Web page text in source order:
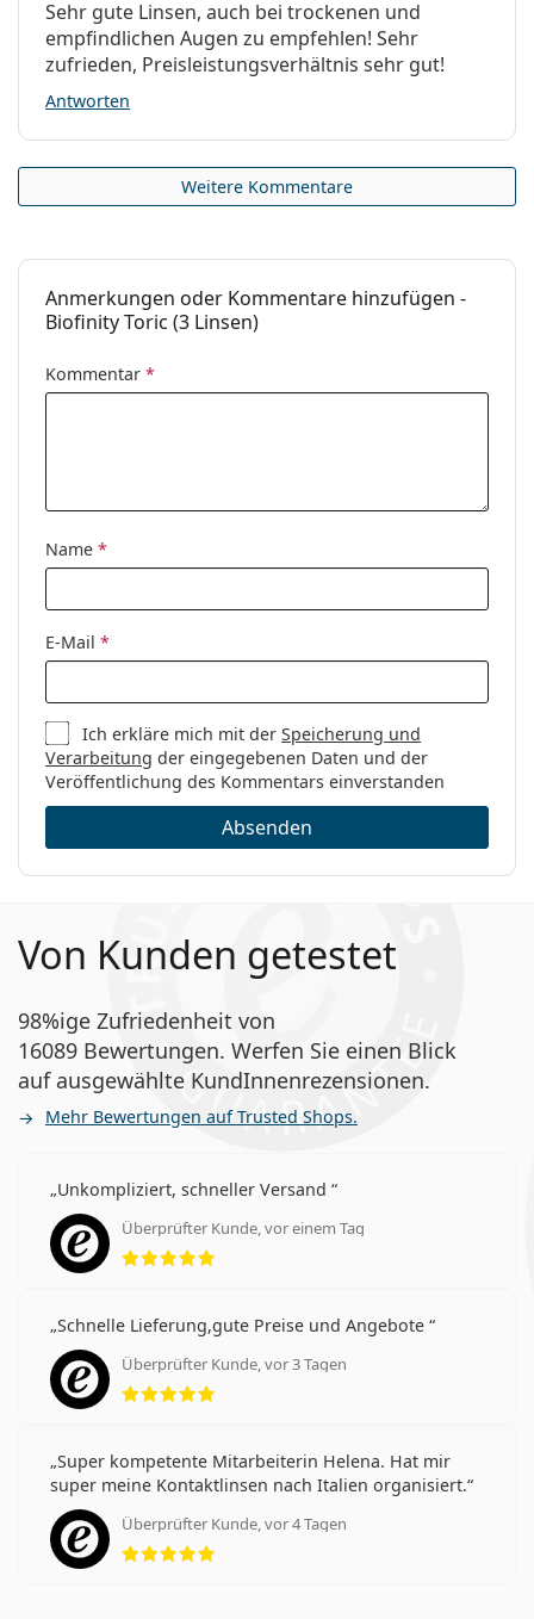
Sehr gute Linsen, auch bei trockenen und
empfindlichen Augen zu empfehlen! Sehr
zufrieden, Preisleistungsverhältnis sehr gut!
Antworten
Weitere Kommentare
Anmerkungen oder Kommentare hinzufügen -
Biofinity Toric (3 Linsen)
Kommentar *
Name *
E-Mail *
Ich erkläre mich mit derSpeicherung und
Verarbeitung der eingegebenen Daten und der
Veröffentlichung des Kommentars einverstanden
Absenden
Von Kunden getestet
98%ige Zufriedenheit von
16089 Bewertungen. Werfen Sie einen Blick
auf ausgewählte KundInnenrezensionen.
Mehr Bewertungen auf Trusted Shops.
Unkompliziert, schneller Versand
Überprüfter Kunde, vor einem Tag
Bewertung 5 aus 5
Schnelle Lieferung,gute Preise und Angebote
Überprüfter Kunde, vor 3 Tagen
Bewertung 5 aus 5
Super kompetente Mitarbeiterin Helena. Hat mir
super meine Kontaktlinsen nach Italien organisiert.
Überprüfter Kunde, vor 4 Tagen
Bewertung 5 aus 5